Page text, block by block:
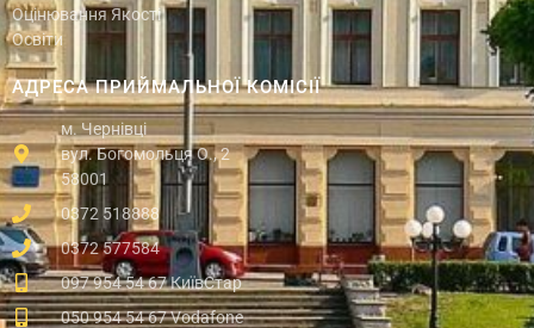
АДРЕСА ПРИЙМАЛЬНОЇ КОМІСІЇ
м. Чернівці
вул. Богомольця О., 2
58001
0372 518888
0372 577584
097 954 54 67 КиївСтар
050 954 54 67 Vodafone
Оцінювання Якості
Освіти